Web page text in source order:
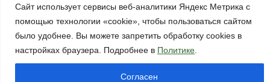
Сайт использует сервисы веб-аналитики Яндекс Метрика с
помощью технологии «cookie», чтобы пользоваться сайтом
было удобнее. Вы можете запретить обработку cookies в
настройках браузера. Подробнее в Политике
Согласен
© 2013 МУ "Администрация Зимнякского сельского поселения"